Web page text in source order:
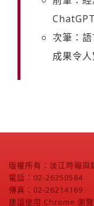
次筆：
成果令
版權所有：淡江時報與
電話：02-26250584
傳真：02-26214169
建議使用 Chrome 瀏